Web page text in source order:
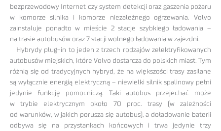
bezprzewodowy Internet czy system detekcji oraz gaszenia pożaru
w komorze silnika i komorze niezależnego ogrzewania. Volvo
zainstaluje ponadto w mieście 2 stacje szybkiego ładowania –
na trasie autobusów oraz 7 stacji wolnego ładowania w zajezdni.
Hybrydy plug-in to jeden z trzech rodzajów zelektryfikowanych
autobusów miejskich, które Volvo dostarcza do polskich miast. Tym
różnią się od tradycyjnych hybryd, że na większości trasy zasilane
są wyłącznie energią elektryczną – niewielki silnik spalinowy pełni
jedynie funkcję pomocniczą. Taki autobus przejechać może
w trybie elektrycznym około 70 proc. trasy (w zależności
od warunków, w jakich porusza się autobus), a doładowanie baterii
odbywa się na przystankach końcowych i trwa jedynie trzy